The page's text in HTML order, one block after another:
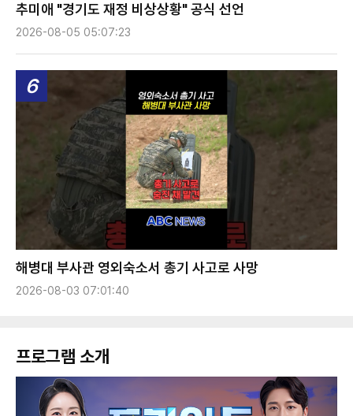
추미애 "경기도 재정 비상상황" 공식 선언
2026-08-05 05:07:23
6
해병대 부사관 영외숙소서 총기 사고로 사망
2026-08-03 07:01:40
프로그램 소개